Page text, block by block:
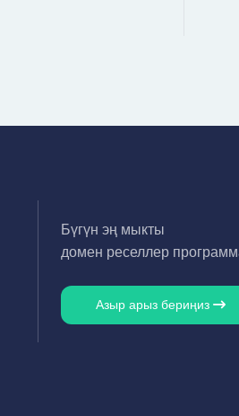
Бүгүн эң мыкты
домен реселлер
Азыр арыз бериңиз